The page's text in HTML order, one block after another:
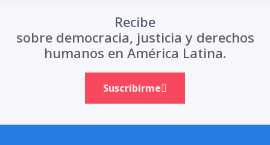
Recibe
sobre democracia, justicia y derechos
humanos en América Latina.
Suscribirme